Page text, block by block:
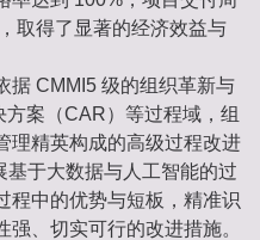
取得了显著的经济效益与
据 CMMI5 级的组织革新与
案（CAR）等过程域，组
理精英构成的高级过程改进
于大数据与人工智能的过
程中的优势与短板，精准识
、切实可行的改进措施。